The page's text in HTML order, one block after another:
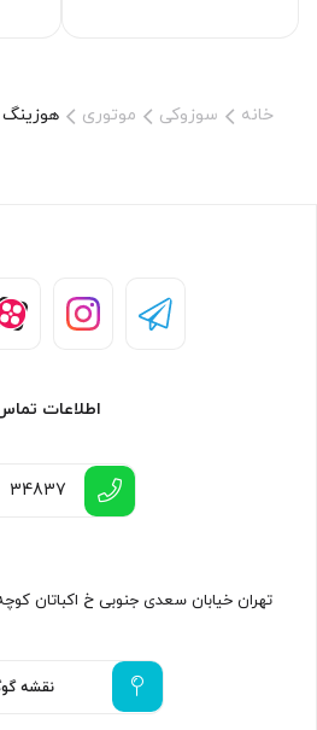
خانه سوزوکی موتوری هوزینگ
اطلاعات
34837
تهران خیابان سعدی جنوبی خ اکباتان کوچه
نقشه